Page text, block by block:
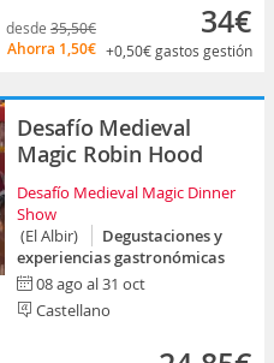
desde 35,50€
Ahorra 1,50€
34€
+0,50€gastos gestión
Desafío Medieval
Magic Robin Hood
Desafío Medieval Magic Dinner
Show
(El Albir)
Degustaciones y
experiencias gastronómicas
08 ago al 31 oct
Castellano